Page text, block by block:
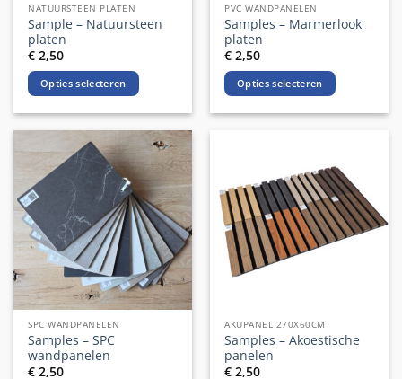
NATUURSTEEN PLATEN
Sample – Natuursteen
platen
€ 2,50
Opties selecteren
meerdere
variaties.
Deze
optie
kan
gekozen
worden
op
de
productpagina
PVC WANDPANELEN
Samples – Marmerlook
platen
€ 2,50
Opties selecteren
variaties.
Deze
optie
kan
gekozen
worden
productpagina
SPC WANDPANELEN
Samples – SPC
wandpanelen
€ 2,50
AKUPANEL 270X60CM
Samples – Akoestische
panelen
€ 2,50